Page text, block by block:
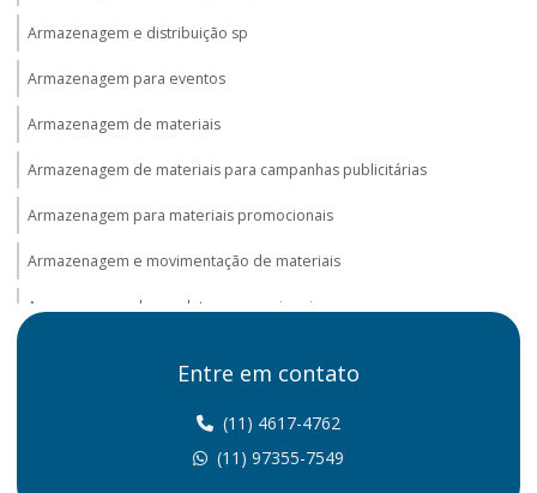
Armazenagem e distribuição sp
Armazenagem para eventos
Armazenagem de materiais
Armazenagem de materiais para campanhas publicitárias
Armazenagem para materiais promocionais
Armazenagem e movimentação de materiais
Armazenagem de produtos promocionais
Entre em contato
(11) 4617-4762
(11) 97355-7549